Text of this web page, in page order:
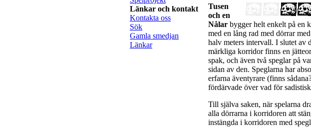
Länkar och kontakt
Kontakta oss
Sök
Gamla smedjan
Länkar
Tusen
och en
Nålar bygger helt enkelt på en
med en lång rad med dörrar
halv meters intervall. I slutet av
märkliga korridor finns en
spak, och även två speglar på
sidan av den. Speglarna har
erfarna äventyrare (finns
fördärvade över vad för
Till själva saken, när spelarna
alla dörrarna i korridoren att
instängda i korridoren med